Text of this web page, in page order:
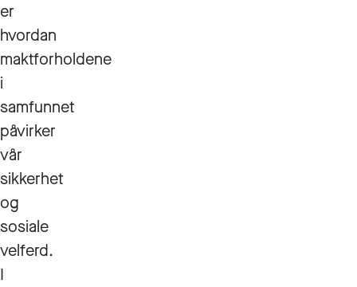
er
hvordan
maktforholdene
i
samfunnet
påvirker
vår
sikkerhet
og
sosiale
velferd.
I